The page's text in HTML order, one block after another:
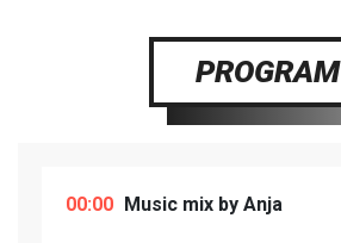
PROGRAM
00:00 Music mix by Anja